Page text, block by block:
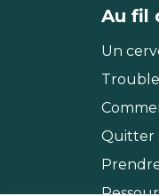
Au fil
Un
Quitter